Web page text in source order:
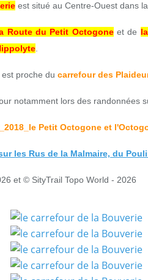
est situé au Centre-Ouest dans
Route du Petit Octogoneet de
est proche du carrefour des
notamment lors des randonnées
Petit Octogone et
les Rus de la Malmaire, du
et © SityTrail Topo World - 2026